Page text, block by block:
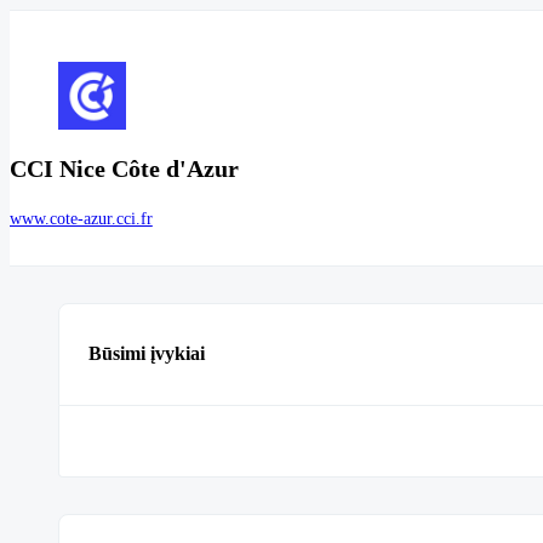
CCI Nice Côte d'Azur
www.cote-azur.cci.fr
Būsimi įvykiai